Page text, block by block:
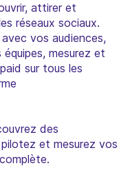
attirer et
réseaux sociaux.
vos audiences,
mesurez et
sur tous les
des
et mesurez vos